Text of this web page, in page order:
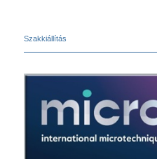
Szakkiállítás